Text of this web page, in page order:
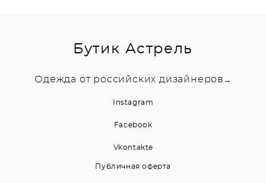
Бутик Астрель
Одежда от российских дизайнеров →
Instagram
Facebook
Vkontakte
Публичная оферта